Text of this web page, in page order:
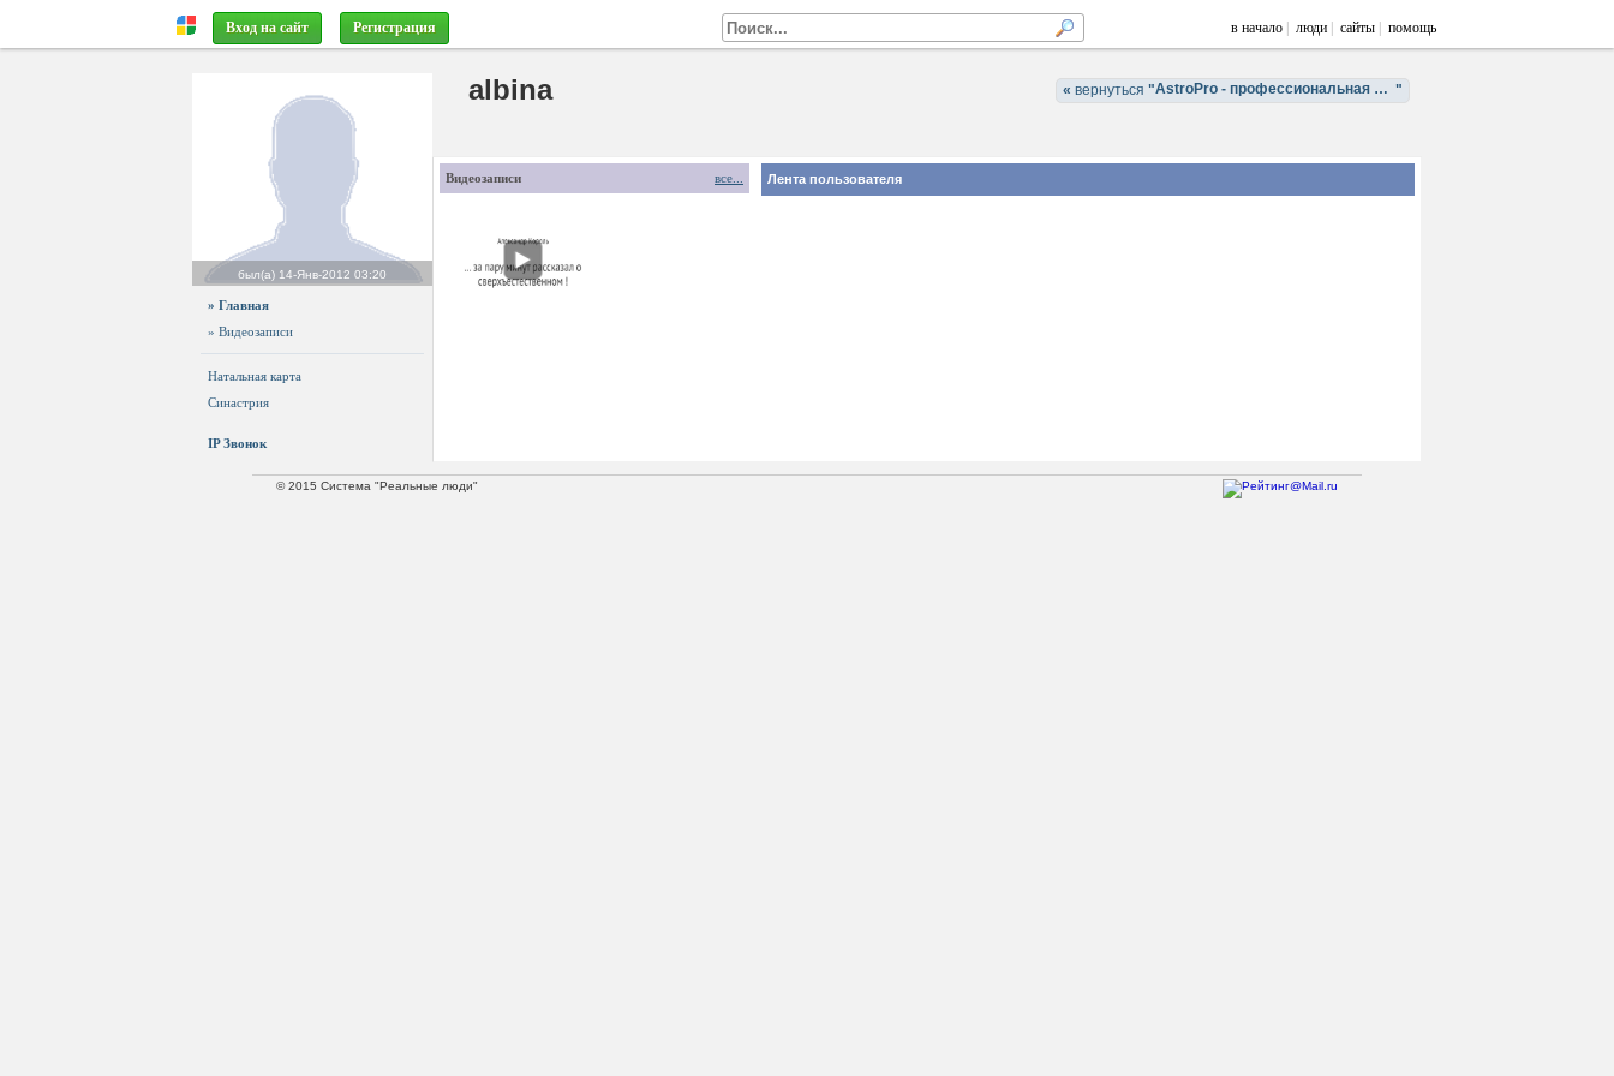
Вход на сайт Регистрация в начало люди сайты помощь
« вернуться " AstroPro - профессиональная астрология. Обучение и консультации. "
albina
был(а) 14-Янв-2012 03:20
» Главная
» Видеозаписи
Натальная карта
Синастрия
IP Звонок
все...
Видеозаписи Лента пользователя
© 2015 Система "Реальные люди"